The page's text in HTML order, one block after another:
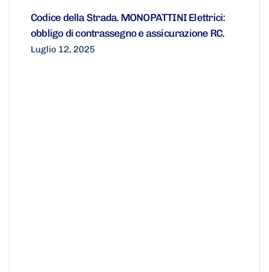
Codice della Strada. MONOPATTINI Elettrici:
obbligo di contrassegno e assicurazione RC.
Luglio 12, 2025